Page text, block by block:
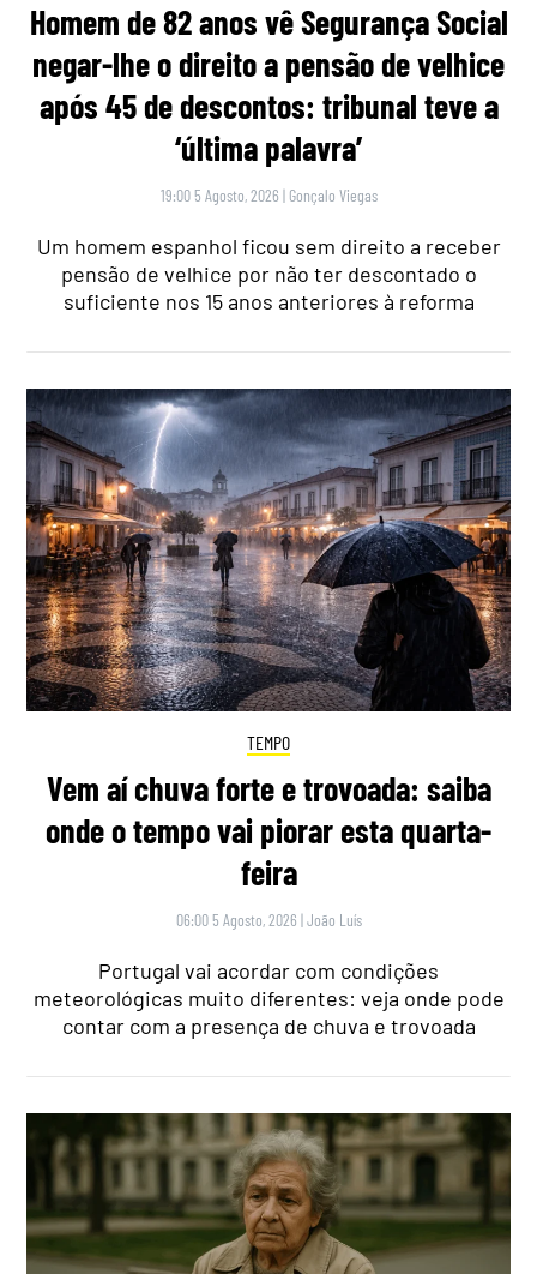
Homem de 82 anos vê Segurança Social
negar-lhe o direito a pensão de velhice
após 45 de descontos: tribunal teve a
‘última palavra’
19:00 5 Agosto, 2026 | Gonçalo Viegas
Um homem espanhol ficou sem direito a receber
pensão de velhice por não ter descontado o
suficiente nos 15 anos anteriores à reforma
TEMPO
Vem aí chuva forte e trovoada: saiba
onde o tempo vai piorar esta quarta-
feira
06:00 5 Agosto, 2026 |João Luís
Portugal vai acordar com condições
meteorológicas muito diferentes: veja onde pode
contar com a presença de chuva e trovoada